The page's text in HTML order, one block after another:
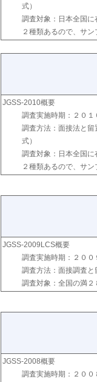
式）
調査対象：日本全国
２種類あるので、サン
JGSS-2010概要
調査実施時期：２０１
調査方法：面接法と
式）
調査対象：日本全国
２種類あるので、サン
JGSS-2009LCS概要
調査実施時期：２００
調査方法：面接調査と
調査対象：全国の満２
JGSS-2008概要
調査実施時期：２００